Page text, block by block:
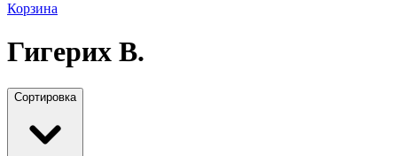
Корзина
Гигерих В.
Сортировка